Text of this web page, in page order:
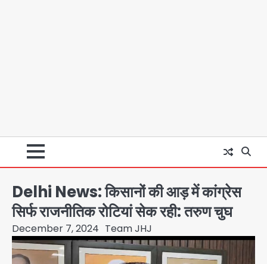
Delhi News: किसानों की आड़ में कांग्रेस
सिर्फ राजनीतिक रोटियां सेक रही: तरुण चुघ
December 7, 2024 Team JHJ